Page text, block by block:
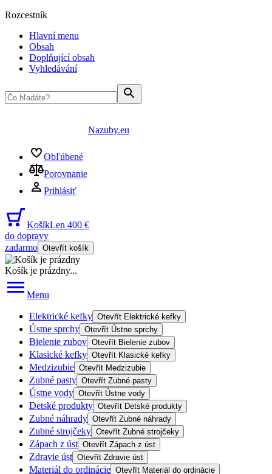
Rozcestník
Hlavní menu
Obsah
Doplňující obsah
Vyhledávání
Nazuby.eu
Obľúbené
Porovnanie
Prihlásiť
KošíkLen 400 €
do dopravy
zadarmo Otevřít košík
Košík je prázdny...
Menu
Elektrické kefky Otevřít Elektrické kefky
Ústne sprchy Otevřít Ústne sprchy
Bielenie zubov Otevřít Bielenie zubov
Klasické kefky Otevřít Klasické kefky
Medzizubie Otevřít Medzizubie
Zubné pasty Otevřít Zubné pasty
Ústne vody Otevřít Ústne vody
Detské produkty Otevřít Detské produkty
Zubné náhrady Otevřít Zubné náhrady
Zubné strojčeky Otevřít Zubné strojčeky
Zápach z úst Otevřít Zápach z úst
Zdravie úst Otevřít Zdravie úst
Materiál do ordinácie Otevřít Materiál do ordinácie